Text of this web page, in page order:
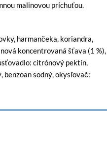
malinovou príchuťou.
harmančeka, koriandra,
koncentrovaná šťava (1 %),
citrónový pektín,
sodný, okysľovač: